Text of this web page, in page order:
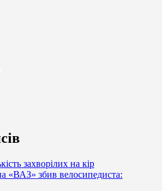
захворілих на кір
«ВАЗ» збив велосипедиста: